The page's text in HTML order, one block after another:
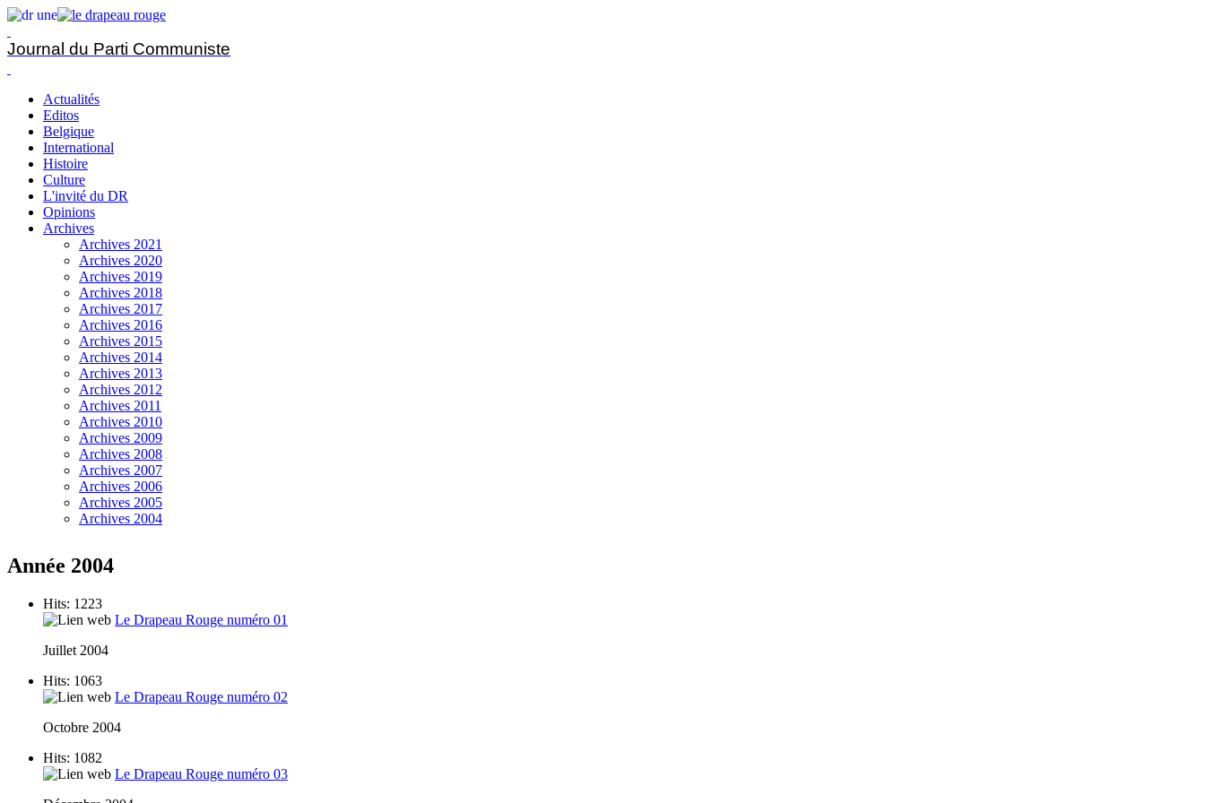
Journal du Parti Communiste
Actualités
Editos
Belgique
International
Histoire
Culture
L'invité du DR
Opinions
Archives
Archives 2021
Archives 2020
Archives 2019
Archives 2018
Archives 2017
Archives 2016
Archives 2015
Archives 2014
Archives 2013
Archives 2012
Archives 2011
Archives 2010
Archives 2009
Archives 2008
Archives 2007
Archives 2006
Archives 2005
Archives 2004
Année 2004
Hits: 1223
Le Drapeau Rouge numéro 01
Juillet 2004
Hits: 1063
Le Drapeau Rouge numéro 02
Octobre 2004
Hits: 1082
Le Drapeau Rouge numéro 03